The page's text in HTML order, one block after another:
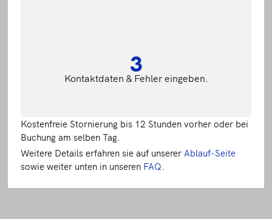
3
Kontaktdaten & Fehler eingeben.
Kostenfreie Stornierung bis 12 Stunden vorher oder bei
Buchung am selben Tag.
Weitere Details erfahren sie auf unserer Ablauf-Seite
sowie weiter unten in unseren FAQ